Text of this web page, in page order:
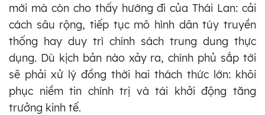
mới mà còn cho thấy hướng đi của Thái Lan: cải
cách sâu rộng, tiếp tục mô hình dân túy truyền
thống hay duy trì chính sách trung dung thực
dụng. Dù kịch bản nào xảy ra, chính phủ sắp tới
sẽ phải xử lý đồng thời hai thách thức lớn: khôi
phục niềm tin chính trị và tái khởi động tăng
trưởng kinh tế.